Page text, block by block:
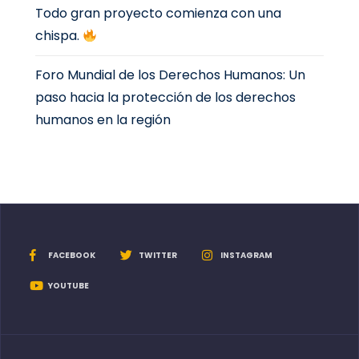
Todo gran proyecto comienza con una
chispa.
Foro Mundial de los Derechos Humanos: Un
paso hacia la protección de los derechos
humanos en la región
FACEBOOK TWITTER INSTAGRAM
YOUTUBE